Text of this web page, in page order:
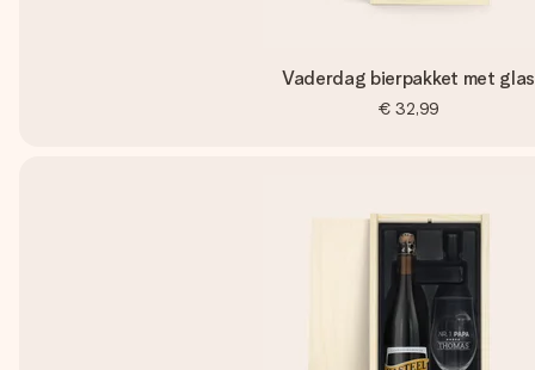
Vaderdag bierpakket met glas
€ 32,99